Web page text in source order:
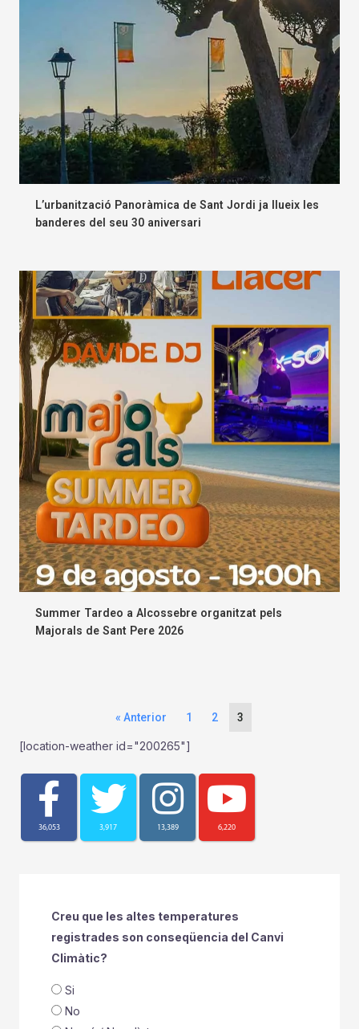
L’urbanització Panoràmica de Sant Jordi ja llueix les
banderes del seu 30 aniversari
Summer Tardeo a Alcossebre organitzat pels
Majorals de Sant Pere 2026
« Anterior 1 2 3
[location-weather id="200265"]
36,053 3,917 13,389 6,220
Creu que les altes temperatures
registrades son conseqüencia del Canvi
Climàtic?
Si
No